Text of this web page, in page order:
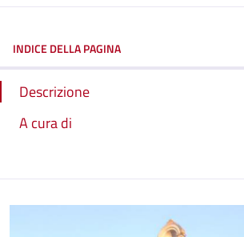
INDICE DELLA PAGINA
Descrizione
A cura di